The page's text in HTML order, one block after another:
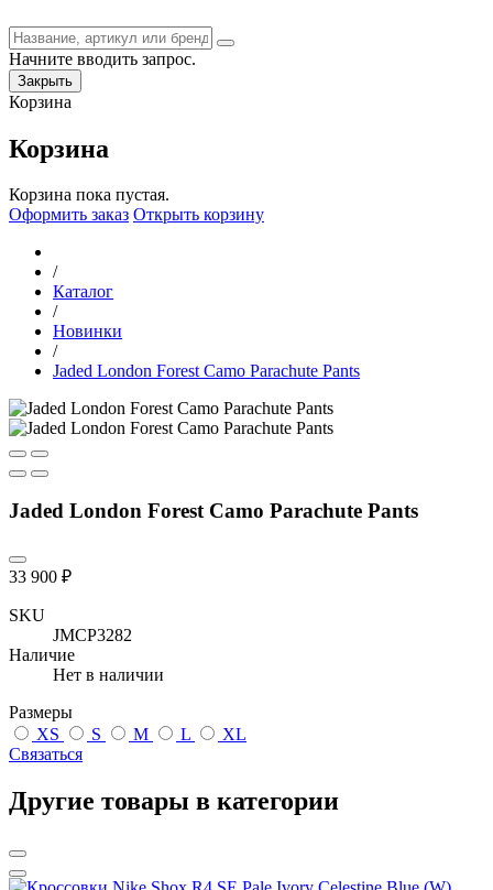
Начните вводить запрос.
Закрыть
Корзина
Корзина
Корзина пока пустая.
Оформить заказ Открыть корзину
/
Каталог
/
Новинки
/
Jaded London Forest Camo Parachute Pants
Jaded London Forest Camo Parachute Pants
33 900 ₽
SKU
JMCP3282
Наличие
Нет в наличии
Размеры
XS
S M L
XL
Связаться
Другие товары в категории